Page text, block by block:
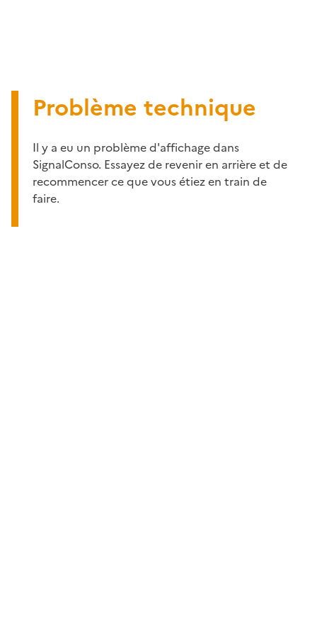
Problème technique
Il y a eu un problème d'affichage dans
SignalConso. Essayez de revenir en arrière et de
recommencer ce que vous étiez en train de
faire.